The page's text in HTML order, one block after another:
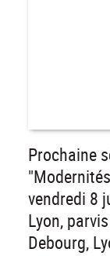
Prochaine
vendredi 8
Lyon,
Debourg,